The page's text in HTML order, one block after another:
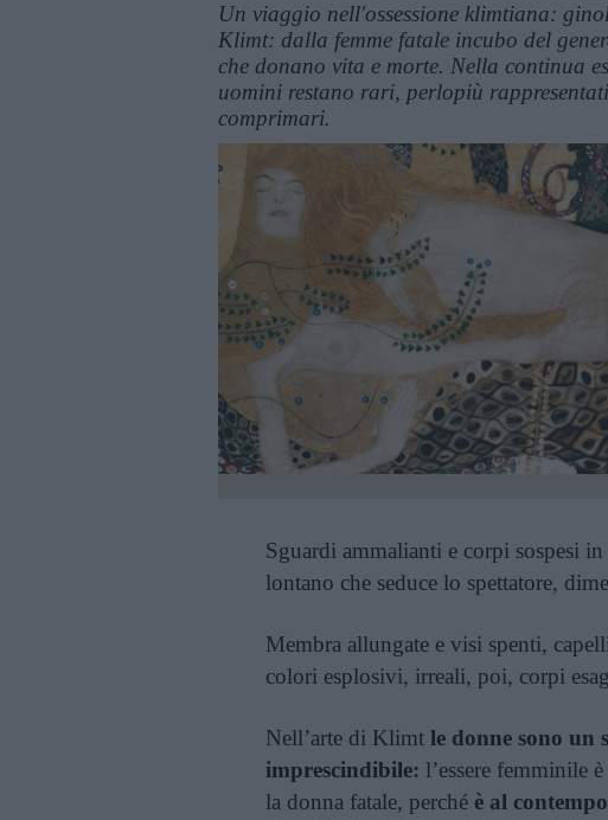
Un viaggio nell'ossessione klimtiana:
Klimt: dalla femme fatale incubo del
che donano vita e morte. Nella continua
uomini restano rari, perlopiù
comprimari.
Sguardi ammalianti e corpi sospesi
lontano che seduce lo spettatore,
Membra allungate e visi spenti,
colori esplosivi, irreali, poi, corpi
Nell’arte di Klimt le donne sono un
imprescindibile: l’essere femminile
la donna fatale, perché è al